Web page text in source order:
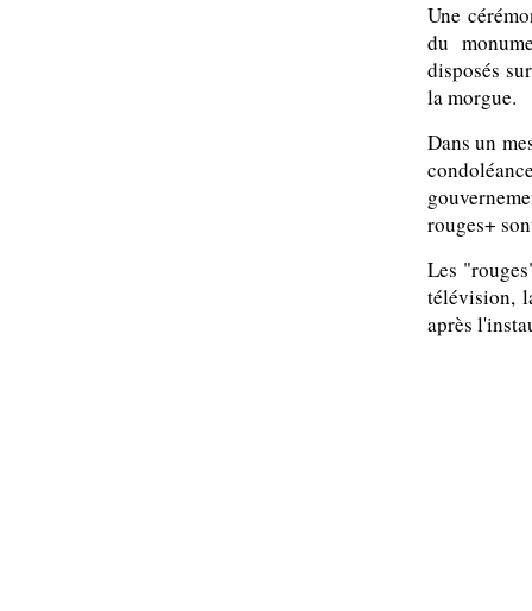
Une
du
disposés
la morgue.
Dans un
rouges+
Les
télévision,
après